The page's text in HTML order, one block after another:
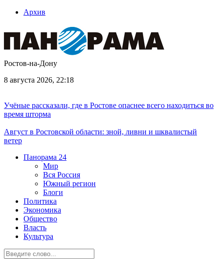
Архив
Ростов-на-Дону
8 августа 2026, 22:18
Учёные рассказали, где в Ростове опаснее всего находиться во
время шторма
Август в Ростовской области: зной, ливни и шквалистый
ветер
Панорама 24
Мир
Вся Россия
Южный регион
Блоги
Политика
Экономика
Общество
Власть
Культура